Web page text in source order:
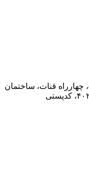
چهارراه قنات، ساختمان
پارامیس، پلاک ۳۰۸، طبقهٔ ۴، واحد ۴۰۲، کدپستی